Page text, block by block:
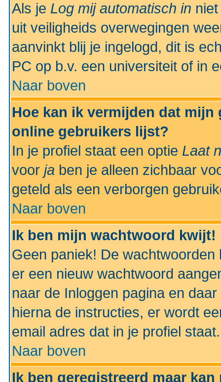
Als je Log mij automatisch in
uit veiligheids overwegingen
aanvinkt blij je ingelogd, dit is
PC op b.v. een universiteit of in
Naar boven
Hoe kan ik vermijden dat
online gebruikers lijst?
In je profiel staat een optie Laat
voor ja ben je alleen zichbaar
geteld als een verborgen
Naar boven
Ik ben mijn wachtwoord kwijt!
Geen paniek! De
er een nieuw wachtwoord
naar de Inloggen pagina en
hierna de instructies, er wordt
email adres dat in je profiel staat.
Naar boven
Ik ben geregistreerd maar